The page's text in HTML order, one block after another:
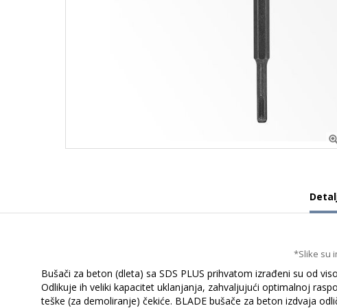
*Slike su
Bušači za beton (dleta) sa SDS PLUS prihvatom izrađeni su od
Odlikuje ih veliki kapacitet uklanjanja, zahvaljujući optimalnoj
teške (za demoliranje) čekiće. BLADE bušače za beton izdvaja